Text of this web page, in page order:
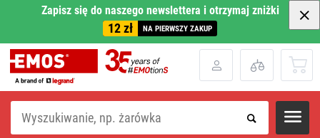
Zapisz się do naszego newslettera i otrzymaj zniżki
12 zł NA PIERWSZY ZAKUP
Szukaj